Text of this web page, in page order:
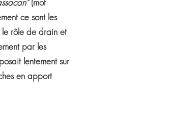
ce sont les
le rôle de drain et
par les
lentement sur
en apport